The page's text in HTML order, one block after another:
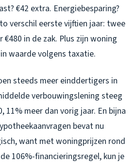
€42 extra. Energiebesparing?
verschil eerste vijftien jaar: twee
€480 in de zak. Plus zijn woning
waarde volgens taxatie.
steeds meer einddertigers in
verbouwingslening steeg
11% meer dan vorig jaar. En bijna
bevat nu
want met woningprijzen rond
106%-financieringsregel, kun je